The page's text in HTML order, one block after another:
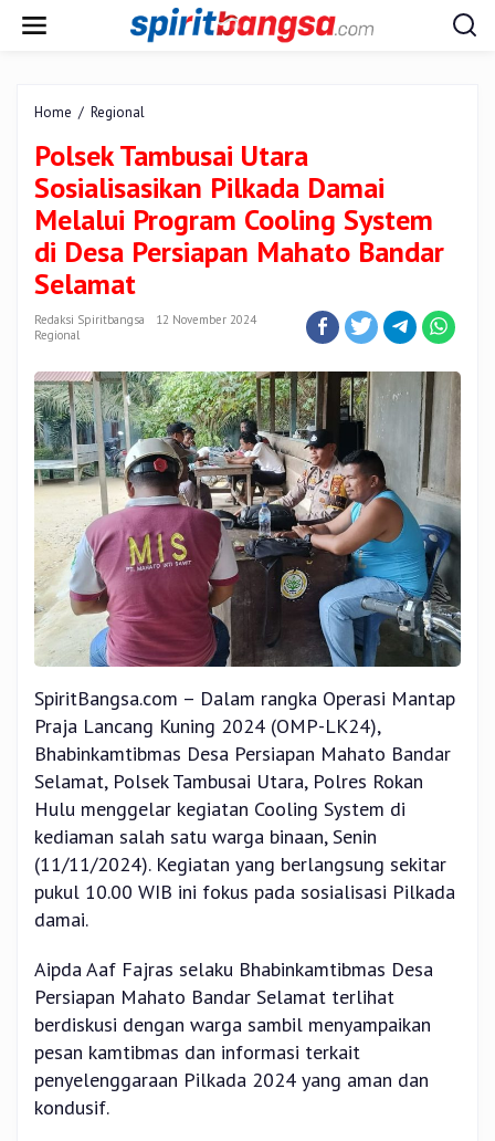
Home / Regional
Utara
Sosialisasikan
Pilkada
Damai
Melalui
Program
Mahato
Bandar
Selamat
Polsek Tambusai Utara
Sosialisasikan Pilkada Damai
Melalui Program Cooling System
di Desa Persiapan Mahato Bandar
Selamat
Redaksi Spiritbangsa
12 November 2024
Regional
SpiritBangsa.com – Dalam rangka Operasi Mantap
Praja Lancang Kuning 2024 (OMP-LK24),
Bhabinkamtibmas Desa Persiapan Mahato Bandar
Selamat, Polsek Tambusai Utara, Polres Rokan
Hulu menggelar kegiatan Cooling System di
kediaman salah satu warga binaan, Senin
(11/11/2024). Kegiatan yang berlangsung sekitar
pukul 10.00 WIB ini fokus pada sosialisasi Pilkada
damai.
Aipda Aaf Fajras selaku Bhabinkamtibmas Desa
Persiapan Mahato Bandar Selamat terlihat
berdiskusi dengan warga sambil menyampaikan
pesan kamtibmas dan informasi terkait
penyelenggaraan Pilkada 2024 yang aman dan
kondusif.